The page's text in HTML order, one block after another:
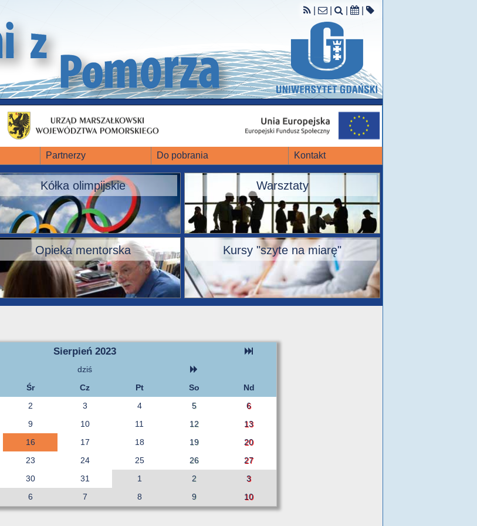
Partnerzy Do pobrania Kontakt
Kółka olimpijskie Warsztaty
Opieka mentorska Kursy "szyte na miarę"
Sierpień 2023
dziś
Śr Cz Pt So
Nd
2 3 4 5
6
9 10 11 12
13
16 17 18 19
20
23 24 25 26
27
30 31 1 2
3
6 7 8 9 10